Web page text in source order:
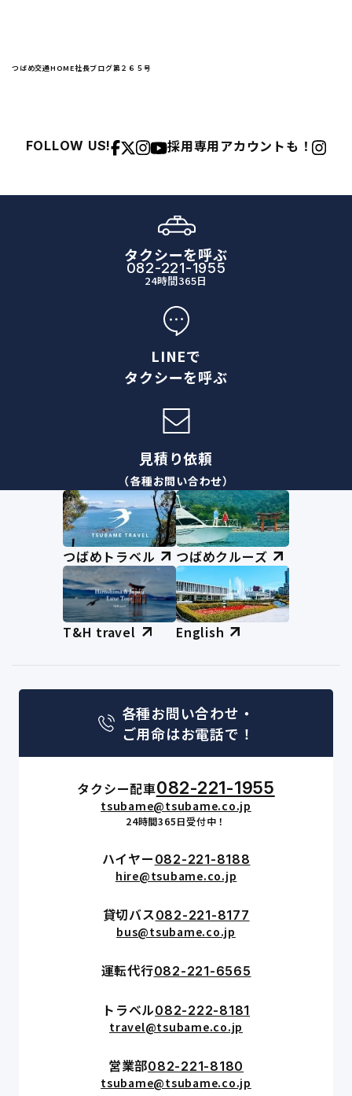
つばめ交通HOME社長ブログ第２６５号
FOLLOW US! 採用専用アカウントも！
タクシーを呼ぶ
082-221-1955
24時間365日
LINEで
タクシーを呼ぶ
見積り依頼
（各種お問い合わせ）
つばめトラベル つばめクルーズ
T&H travel English
各種お問い合わせ・
ご用命はお電話で！
タクシー配車082-221-1955
tsubame@tsubame.co.jp
24時間365日受付中！
ハイヤー 082-221-8188
hire@tsubame.co.jp
貸切バス082-221-8177
bus@tsubame.co.jp
運転代行082-221-6565
トラベル082-222-8181
travel@tsubame.co.jp
営業部082-221-8180
tsubame@tsubame.co.jp